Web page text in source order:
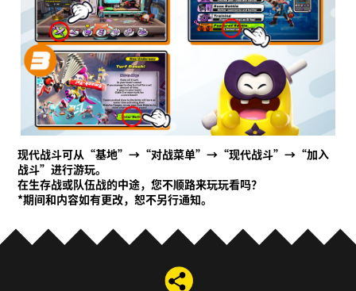
现代战斗可从“基地”→“对战菜单”→“现代战斗”→“加入
战斗”进行游玩。
在生存战或队伍战的中途，您不顺路来玩玩看吗？
*期间和内容如有更改，恕不另行通知。